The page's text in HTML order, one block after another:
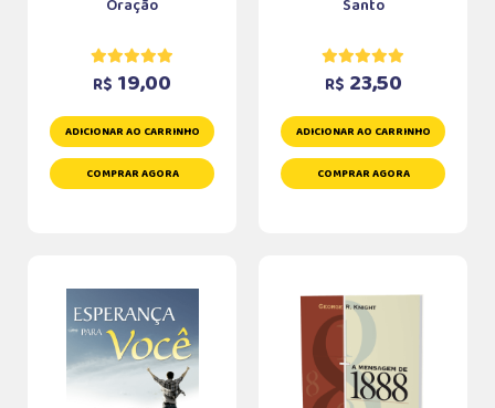
Oração
R$ 19,00
ADICIONAR AO CARRINHO
COMPRAR AGORA
Santo
R$ 23,50
ADICIONAR AO CARRINHO
COMPRAR AGORA